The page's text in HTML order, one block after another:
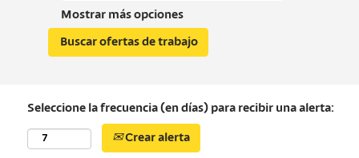
Mostrar más opciones
Seleccione la frecuencia (en días) para recibir una alerta:
Crear alerta